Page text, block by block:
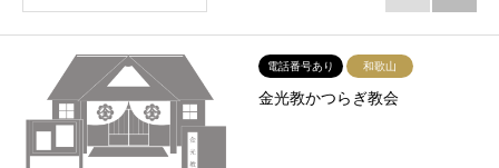
電話番号あり 和歌山
金光教かつらぎ教会